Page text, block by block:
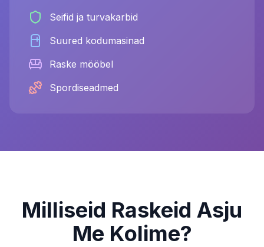
Seifid ja turvakarbid
Suured kodumasinad
Raske mööbel
Spordiseadmed
Milliseid Raskeid Asju
Me Kolime?